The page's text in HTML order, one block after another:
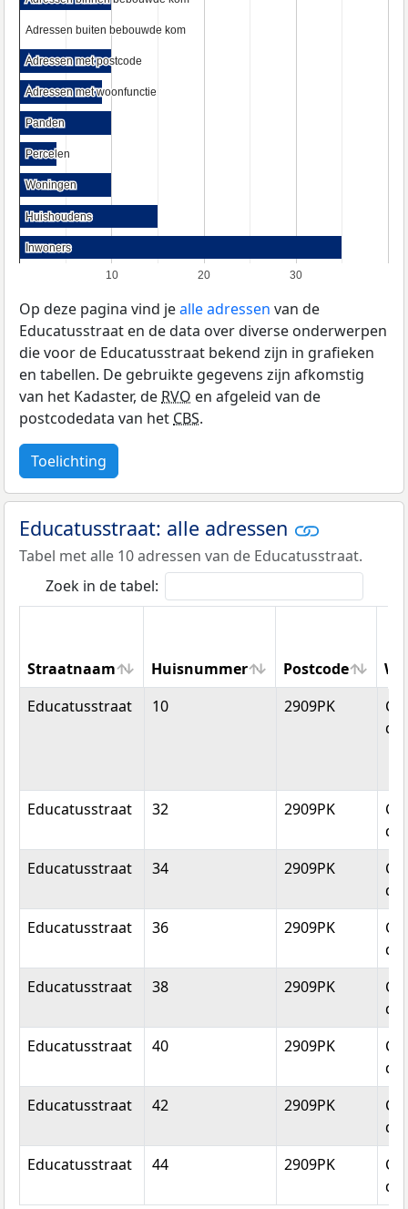
10 20 30
Adressen buiten bebouwde kom
Adressen buiten bebouwde kom
Adressen met postcode
Adressen met postcode
Adressen met woonfunctie
Adressen met woonfunctie
Panden
Panden
Percelen
Percelen
Woningen
Woningen
Huishoudens
Huishoudens
Inwoners
Inwoners
Op deze pagina vind jealle adressen van de
Educatusstraat en de data over diverse onderwerpen
die voor de Educatusstraat bekend zijn in grafieken
en tabellen. De gebruikte gegevens zijn afkomstig
van het Kadaster, de RVO en afgeleid van de
postcodedata van het CBS.
Toelichting
Educatusstraat: alle adressen
Tabel met alle 10 adressen van de Educatusstraat.
Zoek in de tabel:
Straatnaam Huisnummer Postcode
Straatnaam
Huisnummer Postcode
Educatusstraat 10 2909PK
Educatusstraat 32 2909PK
Educatusstraat
34 2909PK
Educatusstraat
36 2909PK
Educatusstraat
38 2909PK
Educatusstraat
40 2909PK
Educatusstraat
42 2909PK
Educatusstraat
44 2909PK